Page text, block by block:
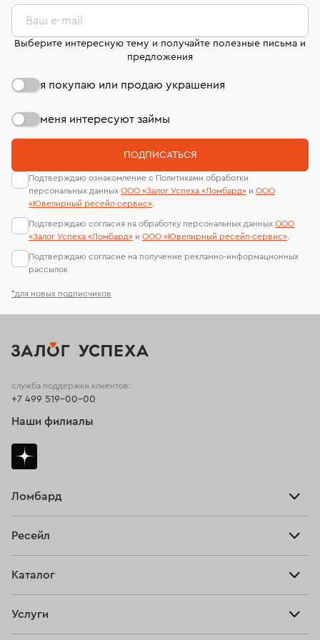
странице«Возврат украшений»
лабораторий
*для новых подписчиков
Ваш e-mail
Выберите интересную тему и получайте полезные письма и
предложения
я покупаю или продаю украшения
меня интересуют займы
ПОДПИСАТЬСЯ
Подтверждаю ознакомление с Политиками обработки
персональных данных ООО «Залог Успеха «Ломбард» и ООО
«Ювелирный ресейл-сервиc».
Подтверждаю согласия на обработку персональных данных ООО
«Залог Успеха «Ломбард» и ООО «Ювелирный ресейл-сервиc».
Подтверждаю согласие на получение рекламно-информационных
рассылок
Ломбард
Тарифы
Ресейл
Купить
Каталог
Услуги
служба поддержки клиентов:
+7 499 519-00-00
Наши филиалы